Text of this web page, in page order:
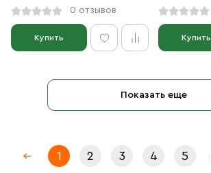
0 отзывов
Купить Купить
Показать еще
1 2 3 4 5